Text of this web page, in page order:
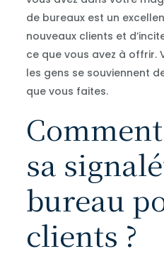
de bureaux est un
nouveaux clients et
ce que vous avez à offrir.
les gens se souviennent
que vous faites.
sa
bureau
clients ?